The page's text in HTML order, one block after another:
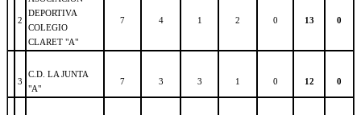
2
DEPORTIVA
COLEGIO
CLARET "A"
7 4 1 2 0 13 0
3
C.D. LA JUNTA
"A"
7 3 3 1 0 12 0